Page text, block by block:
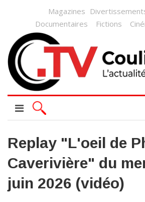
Magazines
Documentaires
Fictions
Replay "L'oeil de
Caverivière" du
juin 2026 (vidéo)